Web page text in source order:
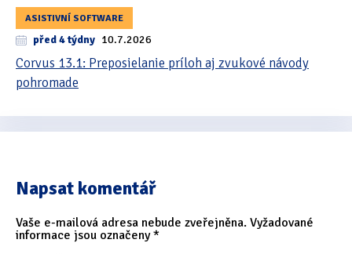
ASISTIVNÍ SOFTWARE
před 4 týdny 10.7.2026
Corvus 13.1: Preposielanie príloh aj zvukové návody
pohromade
Napsat komentář
Vaše e-mailová adresa nebude zveřejněna. Vyžadované
informace jsou označeny*